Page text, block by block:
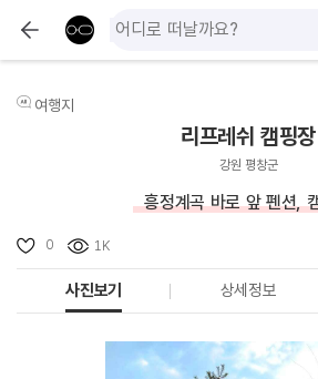
여행지
리프레쉬 캠핑장
강원 평창군
흥정계곡 바로 앞 펜션,
0 1K
사진보기 상세정보